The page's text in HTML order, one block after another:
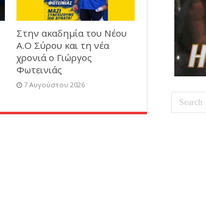
Στην ακαδημία του Νέου
Α.Ο Σύρου και τη νέα
χρονιά ο Γιώργος
Φωτεινιάς
7 Αυγούστου 2026